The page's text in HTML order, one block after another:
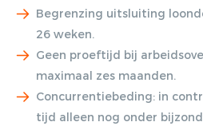
Begrenzing uitsluiting
26 weken.
Geen proeftijd bij
maximaal zes maanden.
Concurrentiebeding: in
tijd alleen nog onder